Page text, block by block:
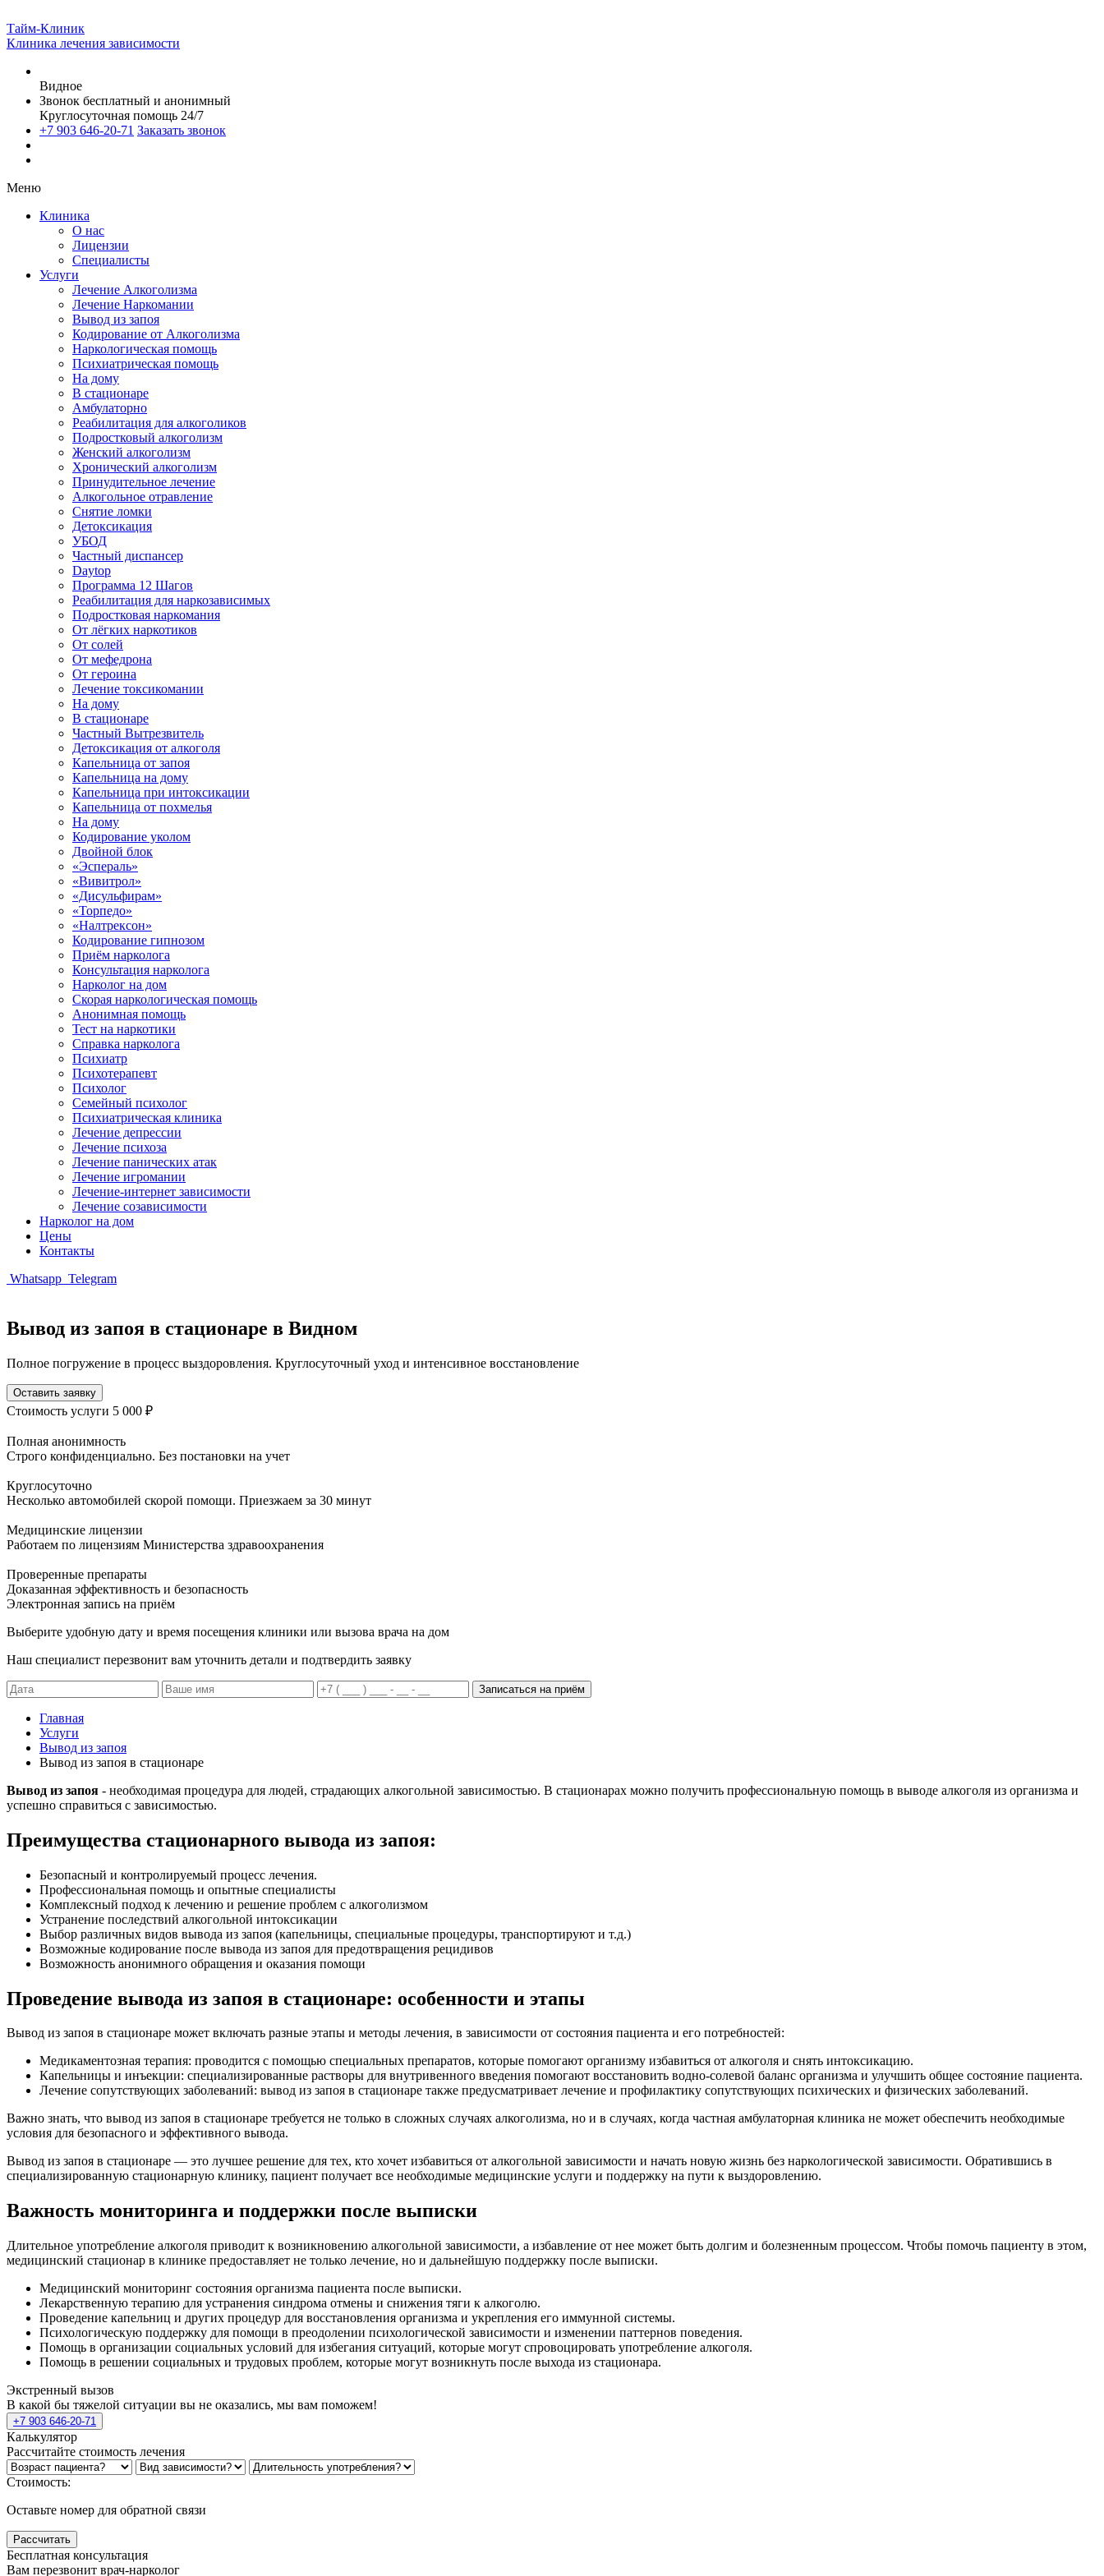
Тайм-Клиник
Клиника лечения зависимости
Видное
Звонок бесплатный и анонимный
Круглосуточная помощь 24/7
+7 903 646-20-71 Заказать звонок
Меню
Клиника
О нас
Лицензии
Специалисты
Услуги
Лечение Алкоголизма
Лечение Наркомании
Вывод из запоя
Кодирование от Алкоголизма
Наркологическая помощь
Психиатрическая помощь
На дому
В стационаре
Амбулаторно
Реабилитация для алкоголиков
Подростковый алкоголизм
Женский алкоголизм
Хронический алкоголизм
Принудительное лечение
Алкогольное отравление
Снятие ломки
Детоксикация
УБОД
Частный диспансер
Daytop
Программа 12 Шагов
Реабилитация для наркозависимых
Подростковая наркомания
От лёгких наркотиков
От солей
От мефедрона
От героина
Лечение токсикомании
На дому
В стационаре
Частный Вытрезвитель
Детоксикация от алкоголя
Капельница от запоя
Капельница на дому
Капельница при интоксикации
Капельница от похмелья
На дому
Кодирование уколом
Двойной блок
«Эспераль»
«Вивитрол»
«Дисульфирам»
«Торпедо»
«Налтрексон»
Кодирование гипнозом
Приём нарколога
Консультация нарколога
Нарколог на дом
Скорая наркологическая помощь
Анонимная помощь
Тест на наркотики
Справка нарколога
Психиатр
Психотерапевт
Психолог
Семейный психолог
Психиатрическая клиника
Лечение депрессии
Лечение психоза
Лечение панических атак
Лечение игромании
Лечение-интернет зависимости
Лечение созависимости
Нарколог на дом
Цены
Контакты
Whatsapp Telegram
Вывод из запоя в стационаре в Видном
Полное погружение в процесс выздоровления. Круглосуточный уход и интенсивное восстановление
Оставить заявку
Стоимость услуги 5 000 ₽
Полная анонимность
Строго конфиденциально. Без постановки на учет
Круглосуточно
Несколько автомобилей скорой помощи. Приезжаем за 30 минут
Медицинские лицензии
Работаем по лицензиям Министерства здравоохранения
Проверенные препараты
Доказанная эффективность и безопасность
Электронная запись на приём
Выберите удобную дату и время посещения клиники или вызова врача на дом
Наш специалист перезвонит вам уточнить детали и подтвердить заявку
Записаться на приём
Главная
Услуги
Вывод из запоя
Вывод из запоя в стационаре
Вывод из запоя - необходимая процедура для людей, страдающих алкогольной зависимостью. В стационарах можно получить профессиональную помощь в выводе алкоголя из организма и
успешно справиться с зависимостью.
Преимущества стационарного вывода из запоя:
Безопасный и контролируемый процесс лечения.
Профессиональная помощь и опытные специалисты
Комплексный подход к лечению и решение проблем с алкоголизмом
Устранение последствий алкогольной интоксикации
Выбор различных видов вывода из запоя (капельницы, специальные процедуры, транспортируют и т.д.)
Возможные кодирование после вывода из запоя для предотвращения рецидивов
Возможность анонимного обращения и оказания помощи
Проведение вывода из запоя в стационаре: особенности и этапы
Вывод из запоя в стационаре может включать разные этапы и методы лечения, в зависимости от состояния пациента и его потребностей:
Медикаментозная терапия: проводится с помощью специальных препаратов, которые помогают организму избавиться от алкоголя и снять интоксикацию.
Капельницы и инъекции: специализированные растворы для внутривенного введения помогают восстановить водно-солевой баланс организма и улучшить общее состояние пациента.
Лечение сопутствующих заболеваний: вывод из запоя в стационаре также предусматривает лечение и профилактику сопутствующих психических и физических заболеваний.
Важно знать, что вывод из запоя в стационаре требуется не только в сложных случаях алкоголизма, но и в случаях, когда частная амбулаторная клиника не может обеспечить необходимые
условия для безопасного и эффективного вывода.
Вывод из запоя в стационаре — это лучшее решение для тех, кто хочет избавиться от алкогольной зависимости и начать новую жизнь без наркологической зависимости. Обратившись в
специализированную стационарную клинику, пациент получает все необходимые медицинские услуги и поддержку на пути к выздоровлению.
Важность мониторинга и поддержки после выписки
Длительное употребление алкоголя приводит к возникновению алкогольной зависимости, а избавление от нее может быть долгим и болезненным процессом. Чтобы помочь пациенту в этом,
медицинский стационар в клинике предоставляет не только лечение, но и дальнейшую поддержку после выписки.
Медицинский мониторинг состояния организма пациента после выписки.
Лекарственную терапию для устранения синдрома отмены и снижения тяги к алкоголю.
Проведение капельниц и других процедур для восстановления организма и укрепления его иммунной системы.
Психологическую поддержку для помощи в преодолении психологической зависимости и изменении паттернов поведения.
Помощь в организации социальных условий для избегания ситуаций, которые могут спровоцировать употребление алкоголя.
Помощь в решении социальных и трудовых проблем, которые могут возникнуть после выхода из стационара.
Экстренный вызов
В какой бы тяжелой ситуации вы не оказались, мы вам поможем!
+7 903 646-20-71
Калькулятор
Рассчитайте стоимость лечения
Стоимость:
Оставьте номер для обратной связи
Рассчитать
Бесплатная консультация
Вам перезвонит врач-нарколог